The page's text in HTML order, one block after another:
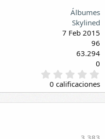
Álbumes
Skylined
7 Feb 2015
96
63.294
0
,
0
0
0 calificaciones